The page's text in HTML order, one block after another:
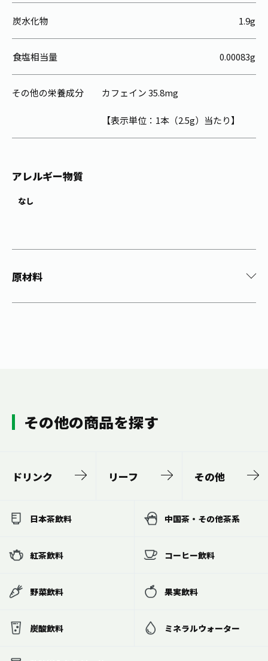
炭水化物 1.9g
食塩相当量 0.00083g
その他の栄養成分 カフェイン 35.8mg
【表示単位：1本（2.5g）当たり】
アレルギー物質
なし
原材料
その他の商品を探す
ドリンク リーフ その他
日本茶飲料 中国茶・その他茶系
紅茶飲料 コーヒー飲料
野菜飲料 果実飲料
炭酸飲料 ミネラルウォーター